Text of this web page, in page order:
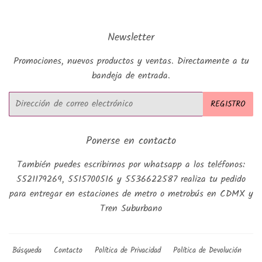
Newsletter
Promociones, nuevos productos y ventas. Directamente a tu
bandeja de entrada.
Correo
electrónico
REGISTRO
Ponerse en contacto
También puedes escribirnos por whatsapp a los teléfonos:
5521179269, 5515700516 y 5536622587 realiza tu pedido
para entregar en estaciones de metro o metrobús en CDMX y
Tren Suburbano
Búsqueda Contacto Política de Privacidad Política de Devolución